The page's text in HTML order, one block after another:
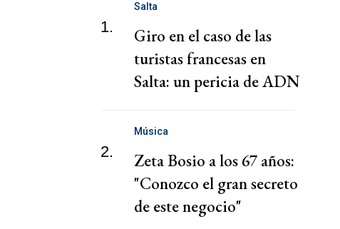
1.
Salta
Giro en el caso de las
turistas francesas en
Salta: un pericia de ADN
2.
Música
Zeta Bosio a los 67 años:
"Conozco el gran secreto
de este negocio"